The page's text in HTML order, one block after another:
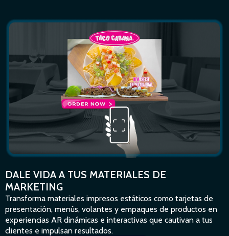
DALE VIDA A TUS MATERIALES DE
MARKETING
Transforma materiales impresos estáticos como tarjetas de
presentación, menús, volantes y empaques de productos en
experiencias AR dinámicas e interactivas que cautivan a tus
clientes e impulsan resultados.